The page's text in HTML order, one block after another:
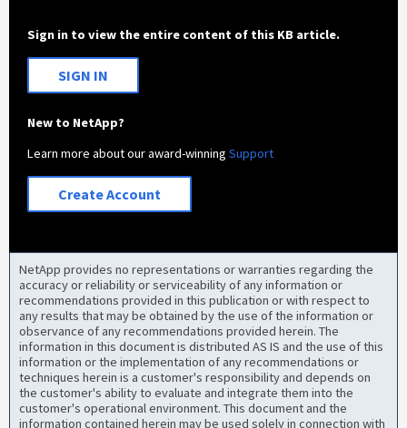
Sign in to view the entire content of this KB article.
SIGN IN
New to NetApp?
Learn more about our award-winningSupport
Create Account
NetApp provides no representations or warranties regarding the
accuracy or reliability or serviceability of any information or
recommendations provided in this publication or with respect to
any results that may be obtained by the use of the information or
observance of any recommendations provided herein. The
information in this document is distributed AS IS and the use of this
information or the implementation of any recommendations or
techniques herein is a customer's responsibility and depends on
the customer's ability to evaluate and integrate them into the
customer's operational environment. This document and the
information contained herein may be used solely in connection with